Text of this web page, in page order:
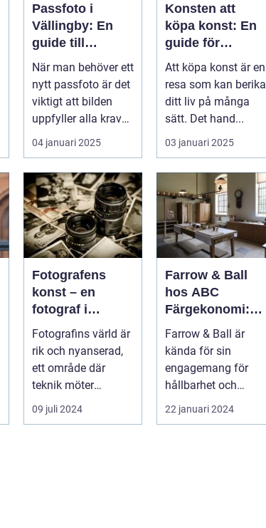
Passfoto i
Vällingby: En
guide till
perfekta bilder
När man behöver ett
nytt passfoto är det
viktigt att bilden
uppfyller alla krav
och s...
04 januari 2025
Konsten att
köpa konst: En
guide för
nyfikna köpare
Att köpa konst är en
resa som kan berika
ditt liv på många
sätt. Det hand...
03 januari 2025
Fotografens
konst – en
fotograf i
Linköping gör
mer än att bara
trycka på en
knapp
Fotografins värld är
rik och nyanserad,
ett område där
teknik möter
konstn...
09 juli 2024
Farrow & Ball
hos ABC
Färgekonomi:
vackra kulörer
och
miljömedvetenh
et
Farrow & Ball är
kända för sin
engagemang för
hållbarhet och
miljö...
22 januari 2024